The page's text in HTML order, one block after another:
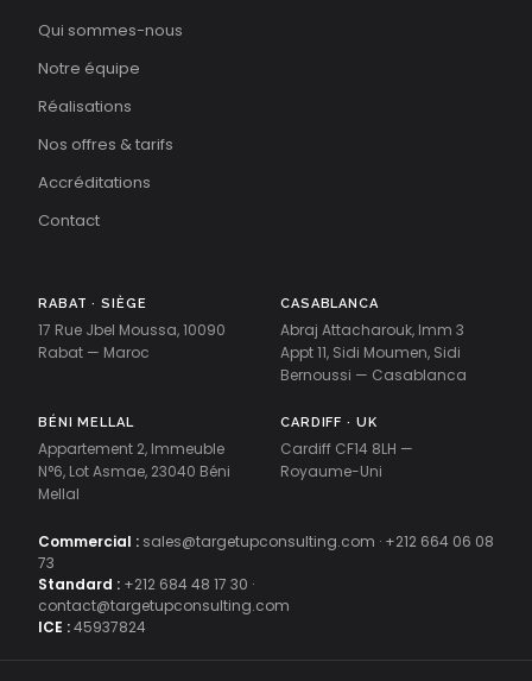
Qui sommes-nous
Notre équipe
Réalisations
Nos offres & tarifs
Accréditations
Contact
RABAT · SIÈGE
17 Rue Jbel Moussa, 10090
Rabat — Maroc
CASABLANCA
Abraj Attacharouk, Imm 3
Appt 11, Sidi Moumen, Sidi
Bernoussi — Casablanca
BÉNI MELLAL
Appartement 2, Immeuble
N°6, Lot Asmae, 23040 Béni
Mellal
CARDIFF · UK
Cardiff CF14 8LH —
Royaume-Uni
Commercial : sales@targetupconsulting.com · +212 664 06 08
73
Standard : +212 684 48 17 30 ·
contact@targetupconsulting.com
ICE :45937824